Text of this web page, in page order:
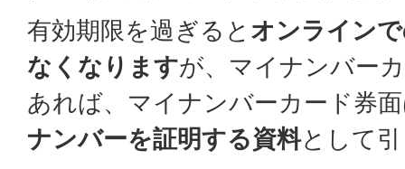
有効期限を過ぎると オンライン
なくなりますが、マイナンバー
あれば、マイナンバーカード券
ナンバーを証明する資料として